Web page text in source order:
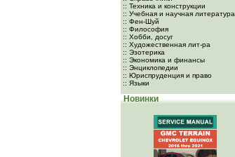
:: Техника и конструкции
:: Учебная и научная литература
:: Фен-Шуй
:: Философия
:: Хобби, досуг
:: Художественная лит-ра
:: Эзотерика
:: Экономика и финансы
:: Энциклопедии
:: Юриспруденция и право
:: Языки
Новинки